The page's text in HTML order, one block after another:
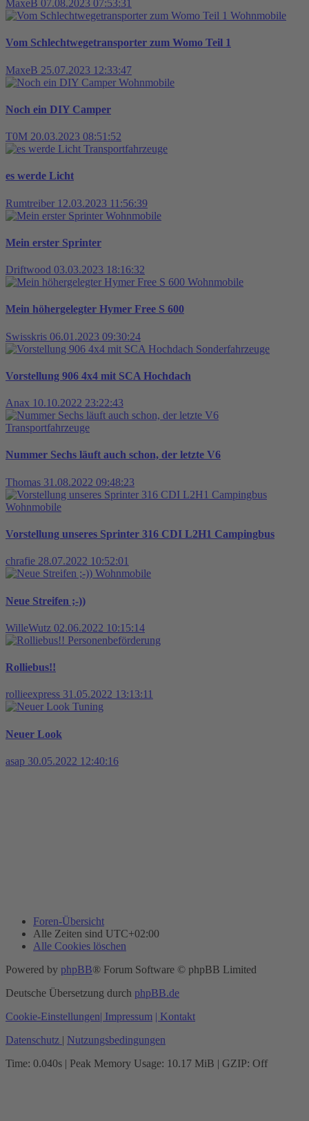
MaxeB 07.08.2023 07:53:31
Wohnmobile
Vom Schlechtwegetransporter zum Womo Teil 1
MaxeB 25.07.2023 12:33:47
Wohnmobile
Noch ein DIY Camper
T0M 20.03.2023 08:51:52
Transportfahrzeuge
es werde Licht
Rumtreiber 12.03.2023 11:56:39
Wohnmobile
Mein erster Sprinter
Driftwood 03.03.2023 18:16:32
Wohnmobile
Mein höhergelegter Hymer Free S 600
Swisskris 06.01.2023 09:30:24
Sonderfahrzeuge
Vorstellung 906 4x4 mit SCA Hochdach
Anax 10.10.2022 23:22:43
Transportfahrzeuge
Nummer Sechs läuft auch schon, der letzte V6
Thomas 31.08.2022 09:48:23
Wohnmobile
Vorstellung unseres Sprinter 316 CDI L2H1 Campingbus
chrafie 28.07.2022 10:52:01
Wohnmobile
Neue Streifen ;-))
WilleWutz 02.06.2022 10:15:14
Personenbeförderung
Rolliebus!!
rollieexpress 31.05.2022 13:13:11
Tuning
Neuer Look
asap 30.05.2022 12:40:16
Foren-Übersicht
Alle Zeiten sind UTC+02:00
Alle Cookies löschen
Powered by phpBB® Forum Software © phpBB Limited
Deutsche Übersetzung durch phpBB.de
Cookie-Einstellungen| Impressum | Kontakt
Datenschutz | Nutzungsbedingungen
Time: 0.040s | Peak Memory Usage: 10.17 MiB | GZIP: Off